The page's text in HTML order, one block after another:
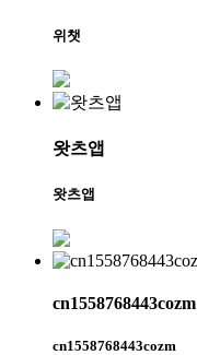
위챗
왓츠앱
왓츠앱
cn1558768443cozm
cn1558768443cozm